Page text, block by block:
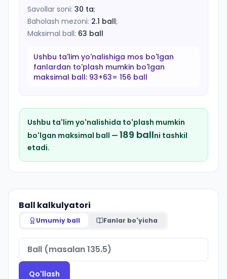
Savollar soni: 30 ta;
Baholash mezoni: 2.1 ball;
Maksimal ball: 63 ball
Ushbu ta'lim yo'nalishiga mos bo'lgan
fanlardan to'plash mumkin bo'lgan
maksimal ball: 93+63= 156 ball
Ushbu ta'lim yo'nalishida to'plash mumkin
bo'lgan maksimal ball — 189 ballni tashkil
etadi.
Ball kalkulyatori
Umumiy ball Fanlar bo'yicha
Qo'llash